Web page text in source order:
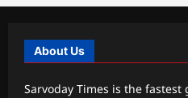
About Us
Sarvoday Times is the